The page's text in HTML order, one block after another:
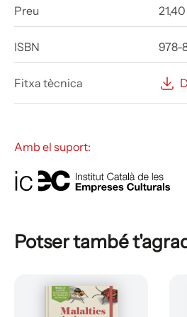
Preu
ISBN 978-
Fitxa tècnica
Amb el suport:
Potser també